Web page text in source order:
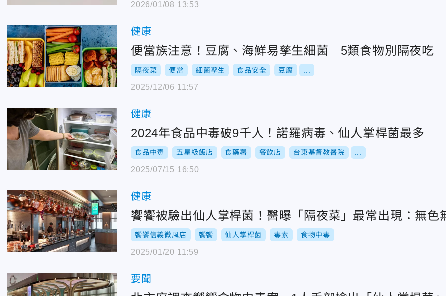
2026/01/08 13:53
健康
便當族注意！豆腐、海鮮易孳生細菌 5類食物別隔夜吃
隔夜菜 便當 細菌孳生 食品安全 豆腐
2025/12/06 11:57
健康
2024年食品中毒破9千人！諾羅病毒、仙人掌桿菌最多
食品中毒 五星級飯店 食藥署 餐飲店 台東基督教醫院
2025/07/15 16:50
健康
饗饗被驗出仙人掌桿菌！醫曝「隔夜菜」最常出現：無色
饗饗信義微風店 饗饗 仙人掌桿菌 毒素 食物中毒
2025/01/20 11:59
要聞